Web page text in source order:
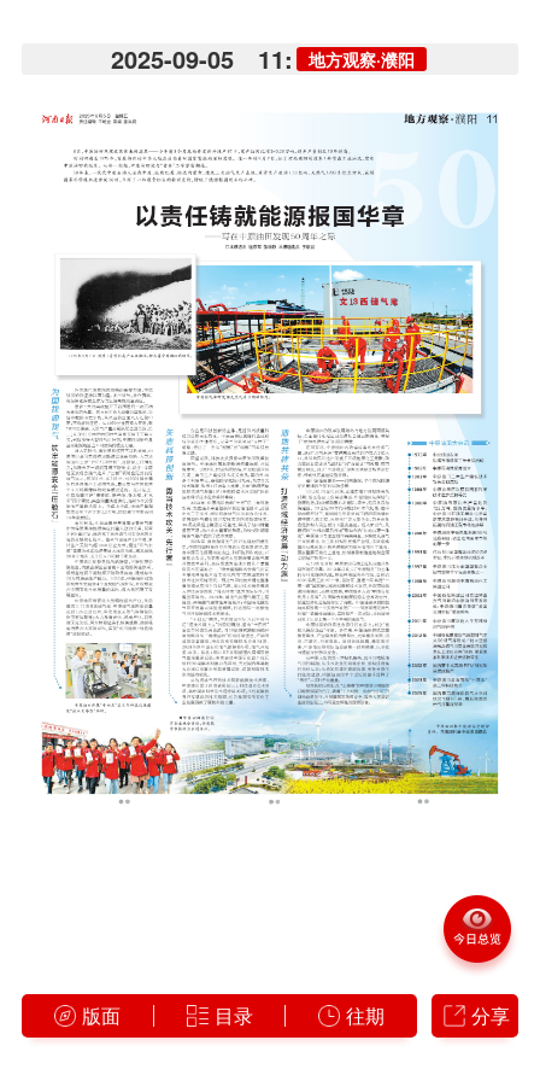
2025-09-05 11: 地方观察·濮阳
版面 目录 往期 分享